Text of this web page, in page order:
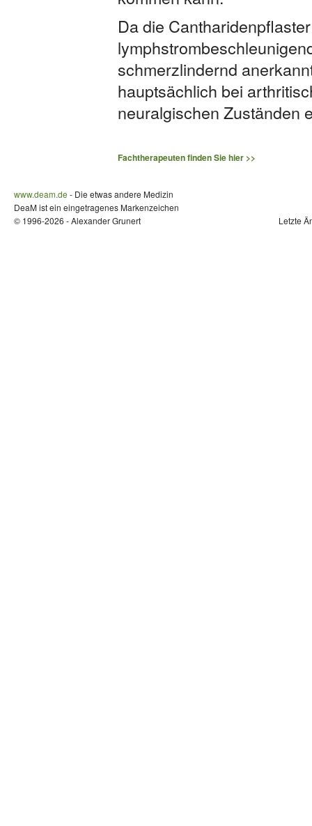
Da die
schmerzlindernd
hauptsächlich bei
neuralgischen Zuständen
Fachtherapeuten finden Sie hier >>
www.deam.de - Die etwas andere Medizin
DeaM ist ein eingetragenes Markenzeichen
© 1996-2026 - Alexander Grunert
Letzte